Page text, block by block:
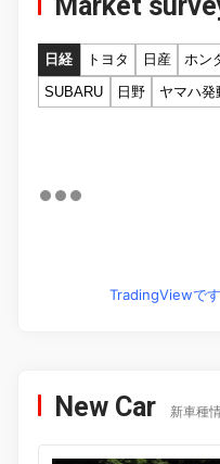
日経 トヨタ 日産 ホン
SUBARU
日野 ヤマハ発
TradingViewで
New Car 新車種